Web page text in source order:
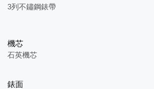
3列不鏽鋼錶帶
機芯
石英機芯
錶面